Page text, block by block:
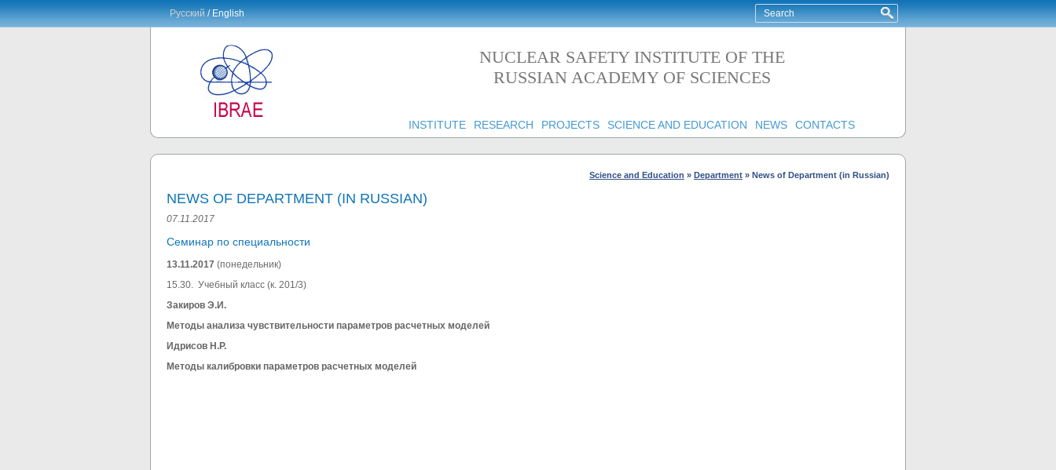
Русский/ English
NUCLEAR SAFETY INSTITUTE OF THE
RUSSIAN ACADEMY OF SCIENCES
INSTITUTE RESEARCH PROJECTS SCIENCE AND EDUCATION NEWS CONTACTS
Science and Education » Department » News of Department (in Russian)
NEWS OF DEPARTMENT (IN RUSSIAN)
07.11.2017
Семинар по специальности
13.11.2017 (понедельник)
15.30. Учебный класс (к. 201/3)
Закиров Э.И.
Методы анализа чувствительности параметров расчетных моделей
Идрисов Н.Р.
Методы калибровки параметров расчетных моделей